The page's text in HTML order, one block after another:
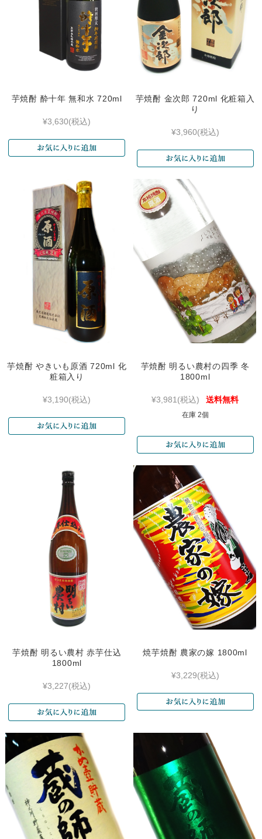
芋焼酎 酔十年 無和水 720ml
¥3,630(税込)
芋焼酎 金次郎 720ml 化粧箱入
り
¥3,960(税込)
芋焼酎 やきいも原酒 720ml 化
粧箱入り
¥3,190(税込)
芋焼酎 明るい農村の四季 冬
1800ml
¥3,981 (税込) 送料無料
在庫 2個
芋焼酎 明るい農村 赤芋仕込
1800ml
¥3,227(税込)
焼芋焼酎 農家の嫁 1800ml
¥3,229(税込)